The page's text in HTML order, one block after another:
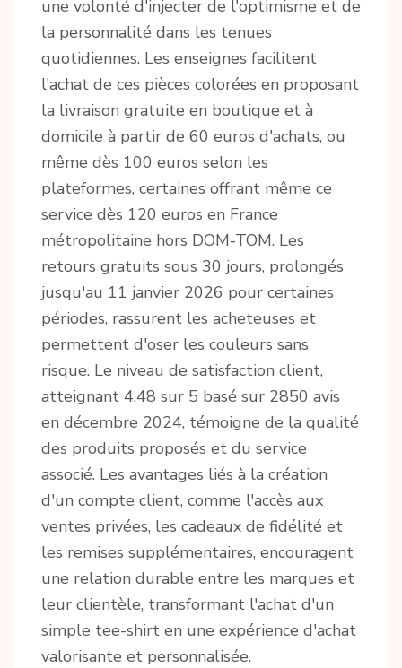
une volonté d'injecter de l'optimisme et de
la personnalité dans les tenues
quotidiennes. Les enseignes facilitent
l'achat de ces pièces colorées en proposant
la livraison gratuite en boutique et à
domicile à partir de 60 euros d'achats, ou
même dès 100 euros selon les
plateformes, certaines offrant même ce
service dès 120 euros en France
métropolitaine hors DOM-TOM. Les
retours gratuits sous 30 jours, prolongés
jusqu'au 11 janvier 2026 pour certaines
périodes, rassurent les acheteuses et
permettent d'oser les couleurs sans
risque. Le niveau de satisfaction client,
atteignant 4,48 sur 5 basé sur 2850 avis
en décembre 2024, témoigne de la qualité
des produits proposés et du service
associé. Les avantages liés à la création
d'un compte client, comme l'accès aux
ventes privées, les cadeaux de fidélité et
les remises supplémentaires, encouragent
une relation durable entre les marques et
leur clientèle, transformant l'achat d'un
simple tee-shirt en une expérience d'achat
valorisante et personnalisée.